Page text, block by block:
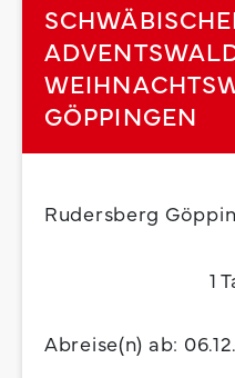
GÖPPINGEN
Rudersberg
1
Abreise(n) ab: